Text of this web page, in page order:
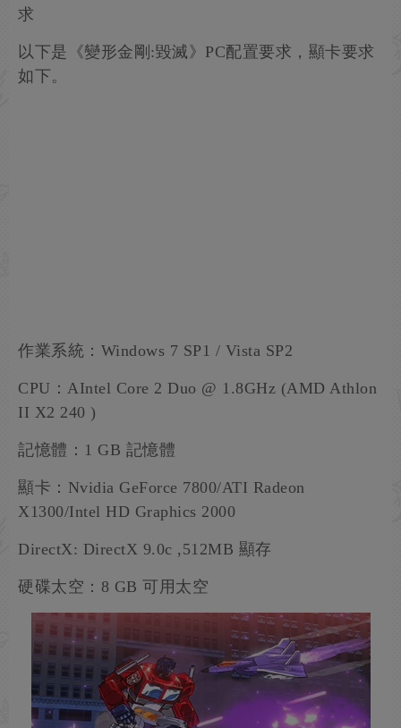
求
以下是《變形金剛:毀滅》PC配置要求，顯卡要求
如下。
作業系統：Windows 7 SP1 / Vista SP2
CPU：AIntel Core 2 Duo @ 1.8GHz (AMD Athlon
II X2 240 )
記憶體：1 GB 記憶體
顯卡：Nvidia GeForce 7800/ATI Radeon
X1300/Intel HD Graphics 2000
DirectX: DirectX 9.0c ,512MB 顯存
硬碟太空：8 GB 可用太空